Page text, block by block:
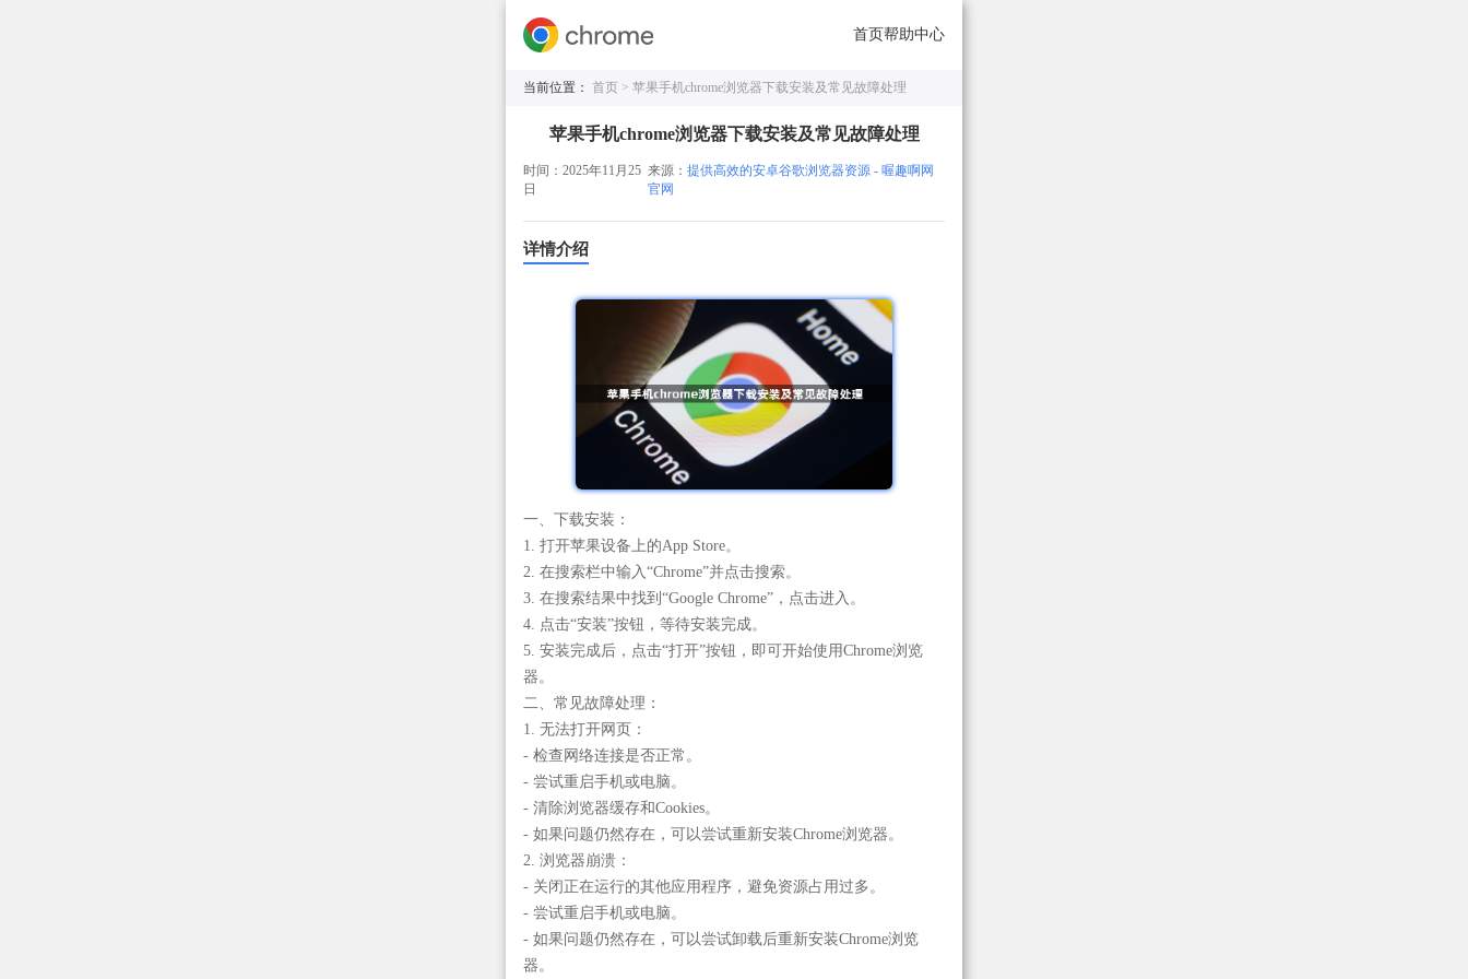
首页帮助中心
当前位置： 首页 > 苹果手机chrome浏览器下载安装及常见故障处理
苹果手机chrome浏览器下载安装及常见故障处理
时间：2025年11月25
日
来源：提供高效的安卓谷歌浏览器资源 - 喔趣啊网
官网
详情介绍
一、下载安装：
1. 打开苹果设备上的App Store。
2. 在搜索栏中输入“Chrome”并点击搜索。
3. 在搜索结果中找到“Google Chrome”，点击进入。
4. 点击“安装”按钮，等待安装完成。
5. 安装完成后，点击“打开”按钮，即可开始使用Chrome浏览
器。
二、常见故障处理：
1. 无法打开网页：
- 检查网络连接是否正常。
- 尝试重启手机或电脑。
- 清除浏览器缓存和Cookies。
- 如果问题仍然存在，可以尝试重新安装Chrome浏览器。
2. 浏览器崩溃：
- 关闭正在运行的其他应用程序，避免资源占用过多。
- 尝试重启手机或电脑。
- 如果问题仍然存在，可以尝试卸载后重新安装Chrome浏览
器。